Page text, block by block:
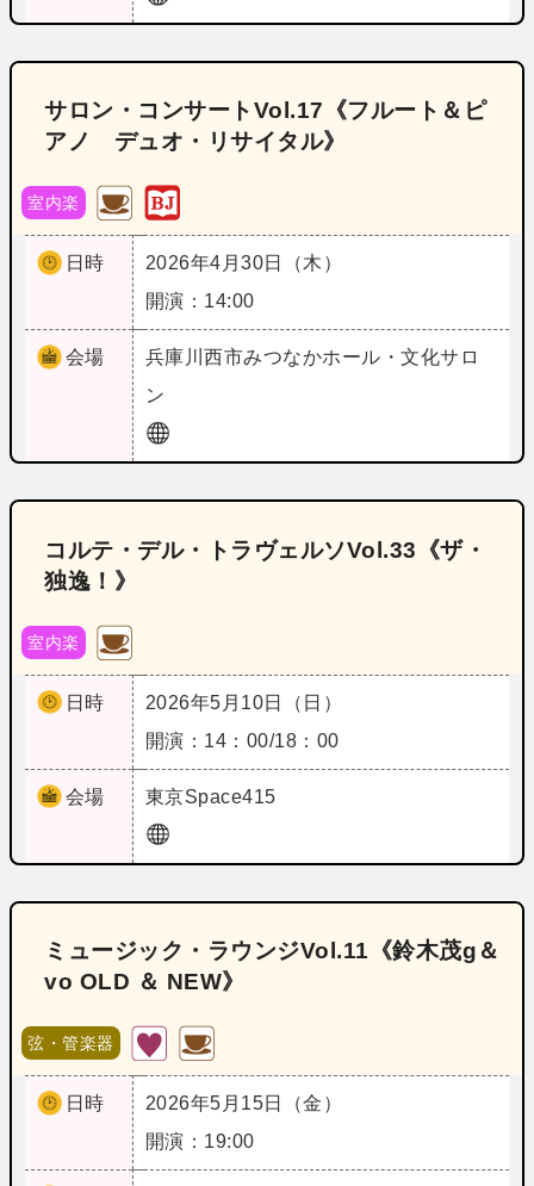
サロン・コンサートVol.17《フルート＆ピ
アノ デュオ・リサイタル》
室内楽
日時
2026年4月30日（木）
開演：14:00
会場 兵庫 川西市みつなかホール・文化サロ
ン
コルテ・デル・トラヴェルソVol.33《ザ・
独逸！》
室内楽
日時
2026年5月10日（日）
開演：14：00/18：00
会場 東京Space415
ミュージック・ラウンジVol.11《鈴木茂g＆
vo OLD ＆ NEW》
弦・管楽器
日時
2026年5月15日（金）
開演：19:00